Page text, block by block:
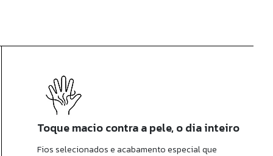
Toque macio contra a pele, o dia inteiro
Fios selecionados e acabamento especial que